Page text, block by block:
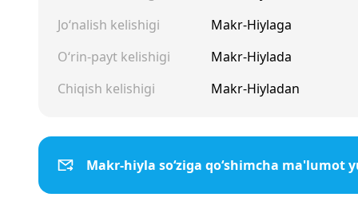
Jo‘nalish kelishigi
Makr-Hiylaga
O‘rin-payt kelishigi
Makr-Hiylada
Chiqish kelishigi
Makr-Hiyladan
Makr-hiyla so‘ziga qo‘shimcha ma'lumot